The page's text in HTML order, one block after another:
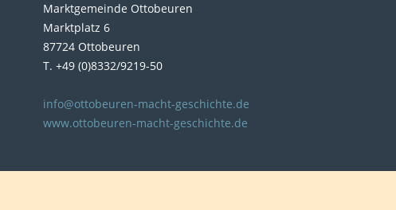
Marktgemeinde Ottobeuren
Marktplatz 6
87724 Ottobeuren
T. +49 (0)8332/9219-50
info@ottobeuren-macht-geschichte.de
www.ottobeuren-macht-geschichte.de